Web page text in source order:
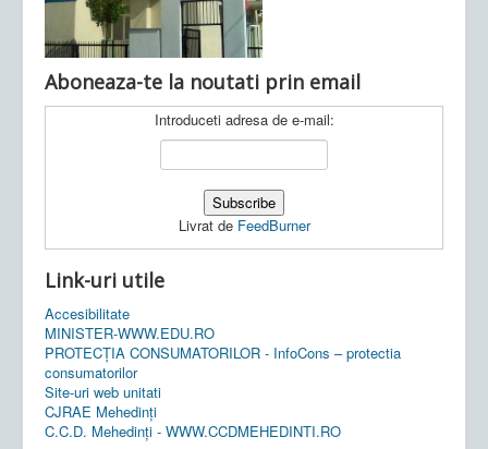
Aboneaza-te la noutati prin email
Introduceti adresa de e-mail:
Livrat de FeedBurner
Link-uri utile
Accesibilitate
MINISTER-WWW.EDU.RO
PROTECȚIA CONSUMATORILOR - InfoCons – protectia
consumatorilor
Site-uri web unitati
CJRAE Mehedinți
C.C.D. Mehedinţi - WWW.CCDMEHEDINTI.RO